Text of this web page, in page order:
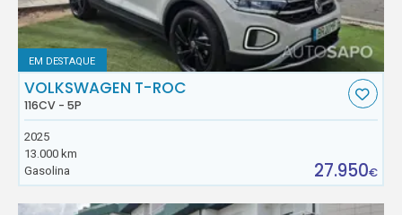
EM DESTAQUE
VOLKSWAGEN T-ROC
116CV - 5P
2025
13.000 km
Gasolina
27.950€